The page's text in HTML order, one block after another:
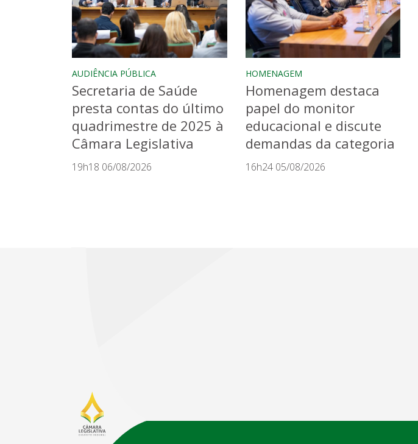
AUDIÊNCIA PÚBLICA
Secretaria de Saúde
presta contas do último
quadrimestre de 2025 à
Câmara Legislativa
19h18 06/08/2026
HOMENAGEM
Homenagem destaca
papel do monitor
educacional e discute
demandas da categoria
16h24 05/08/2026